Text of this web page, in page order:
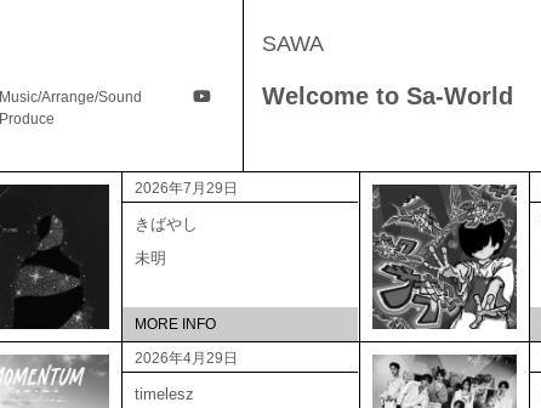
SAWA
Welcome to Sa-World
Music/Arrange/Sound
Produce
2026年7月29日
きばやし
未明
MORE INFO
2026年4月29日
timelesz